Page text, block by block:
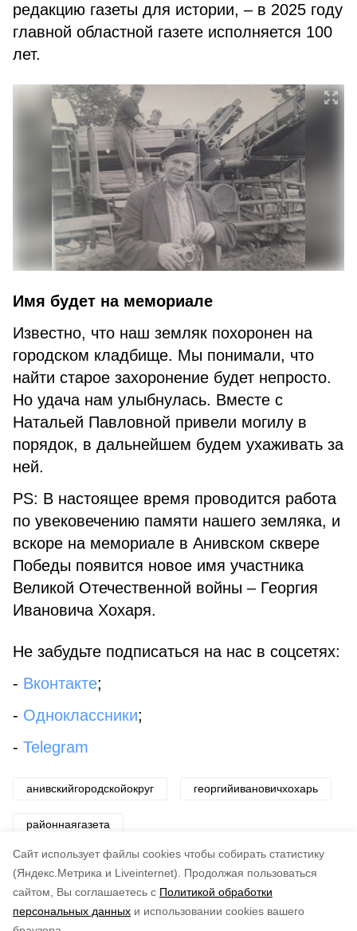
Cайт использует файлы cookies чтобы собирать статистику
(Яндекс.Метрика и Liveinternet).
Продолжая пользоваться
сайтом, Вы соглашаетесь с Политикой обработки
персональных данных и использовании cookies вашего
редакцию газеты для истории, – в 2025 году
главной областной газете исполняется 100
лет.
Имя будет на мемориале
Известно, что наш земляк похоронен на
городском кладбище. Мы понимали, что
найти старое захоронение будет непросто.
Но удача нам улыбнулась. Вместе с
Натальей Павловной привели могилу в
порядок, в дальнейшем будем ухаживать за
ней.
PS: В настоящее время проводится работа
по увековечению памяти нашего земляка, и
вскоре на мемориале в Анивском сквере
Победы появится новое имя участника
Великой Отечественной войны – Георгия
Ивановича Хохаря.
Не забудьте подписаться на нас в соцсетях:
- Вконтакте;
- Одноклассники;
- Telegram
анивскийгородскойокруг георгийивановичхохарь
районнаягазета
Авторы: Главный библиограф-краевед Галина Штепа
по оценке